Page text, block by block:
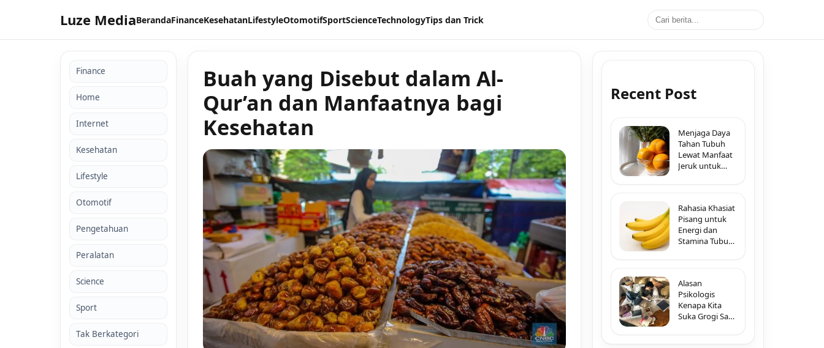
Luze MediaBerandaFinanceKesehatanLifestyleOtomotifSportScienceTechnologyTips dan Trick
Finance
Home
Internet
Kesehatan
Lifestyle
Otomotif
Pengetahuan
Peralatan
Science
Sport
Tak Berkategori
Buah yang Disebut dalam Al-
Qur’an dan Manfaatnya bagi
Kesehatan
Recent Post
Menjaga Daya
Tahan Tubuh
Lewat Manfaat
Jeruk untuk
Rahasia Khasiat
Pisang untuk
Energi dan
Stamina Tubuh
Alasan
Psikologis
Kenapa Kita
Suka Grogi Saat